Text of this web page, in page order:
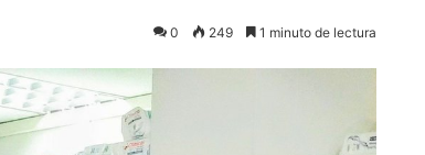
0 249 1 minuto de lectura